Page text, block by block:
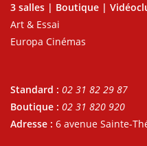
3 salles | Boutique |
Art & Essai
Europa Cinémas
Standard : 02 31 82 29 87
Boutique : 02 31 820 920
Adresse : 6 avenue Sainte-